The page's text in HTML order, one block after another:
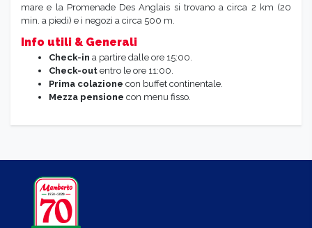
mare e la Promenade Des Anglais si trovano a circa 2 km (20
min. a piedi) e i negozi a circa 500 m.
Info utili & Generali
Check-in a partire dalle ore 15:00.
Check-out entro le ore 11:00.
Prima colazione con buffet continentale.
Mezza pensione con menu fisso.